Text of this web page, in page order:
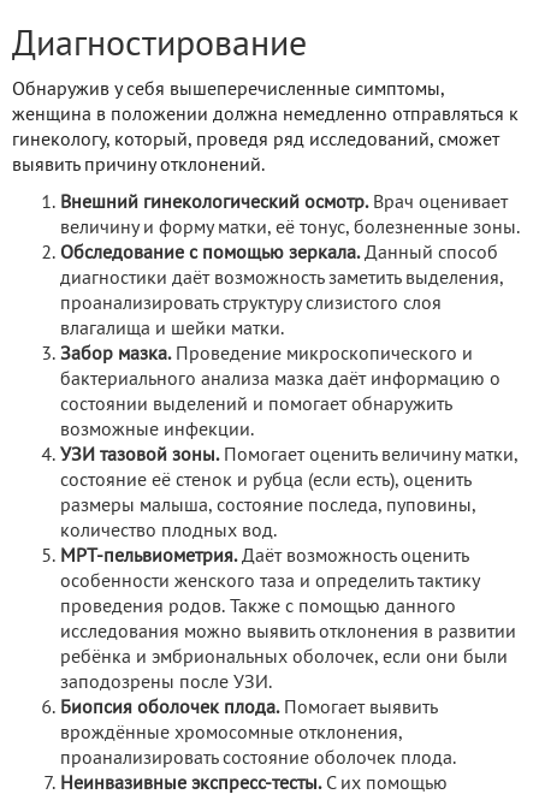
Диагностирование
Обнаружив у себя вышеперечисленные симптомы,
женщина в положении должна немедленно отправляться к
гинекологу, который, проведя ряд исследований, сможет
выявить причину отклонений.
Внешний гинекологический осмотр.Врач оценивает
величину и форму матки, её тонус, болезненные зоны.
Обследование с помощью зеркала.Данный способ
диагностики даёт возможность заметить выделения,
проанализировать структуру слизистого слоя
влагалища и шейки матки.
Забор мазка.Проведение микроскопического и
бактериального анализа мазка даёт информацию о
состоянии выделений и помогает обнаружить
возможные инфекции.
УЗИ тазовой зоны.Помогает оценить величину матки,
состояние её стенок и рубца (если есть), оценить
размеры малыша, состояние последа, пуповины,
количество плодных вод.
МРТ-пельвиометрия.Даёт возможность оценить
особенности женского таза и определить тактику
проведения родов. Также с помощью данного
исследования можно выявить отклонения в развитии
ребёнка и эмбриональных оболочек, если они были
заподозрены после УЗИ.
Биопсия оболочек плода.Помогает выявить
врождённые хромосомные отклонения,
проанализировать состояние оболочек плода.
Неинвазивные экспресс-тесты.С их помощью